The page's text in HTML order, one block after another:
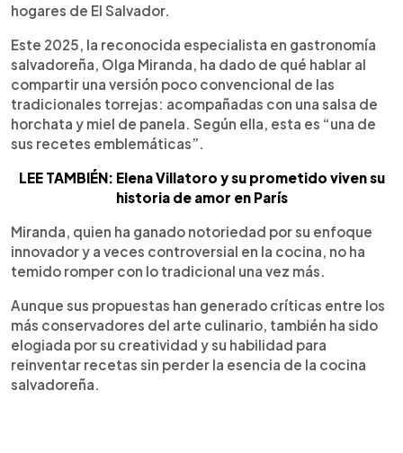
hogares de El Salvador.
Este 2025, la reconocida especialista en gastronomía
salvadoreña, Olga Miranda, ha dado de qué hablar al
compartir una versión poco convencional de las
tradicionales torrejas: acompañadas con una salsa de
horchata y miel de panela. Según ella, esta es “una de
sus recetes emblemáticas”.
LEE TAMBIÉN: Elena Villatoro y su prometido viven su
historia de amor en París
Miranda, quien ha ganado notoriedad por su enfoque
innovador y a veces controversial en la cocina, no ha
temido romper con lo tradicional una vez más.
Aunque sus propuestas han generado críticas entre los
más conservadores del arte culinario, también ha sido
elogiada por su creatividad y su habilidad para
reinventar recetas sin perder la esencia de la cocina
salvadoreña.